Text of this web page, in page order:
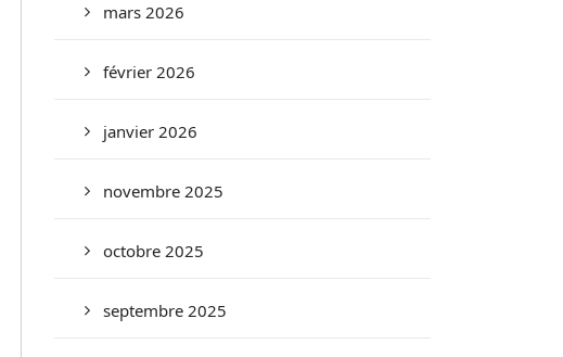
mars 2026
février 2026
janvier 2026
novembre 2025
octobre 2025
septembre 2025